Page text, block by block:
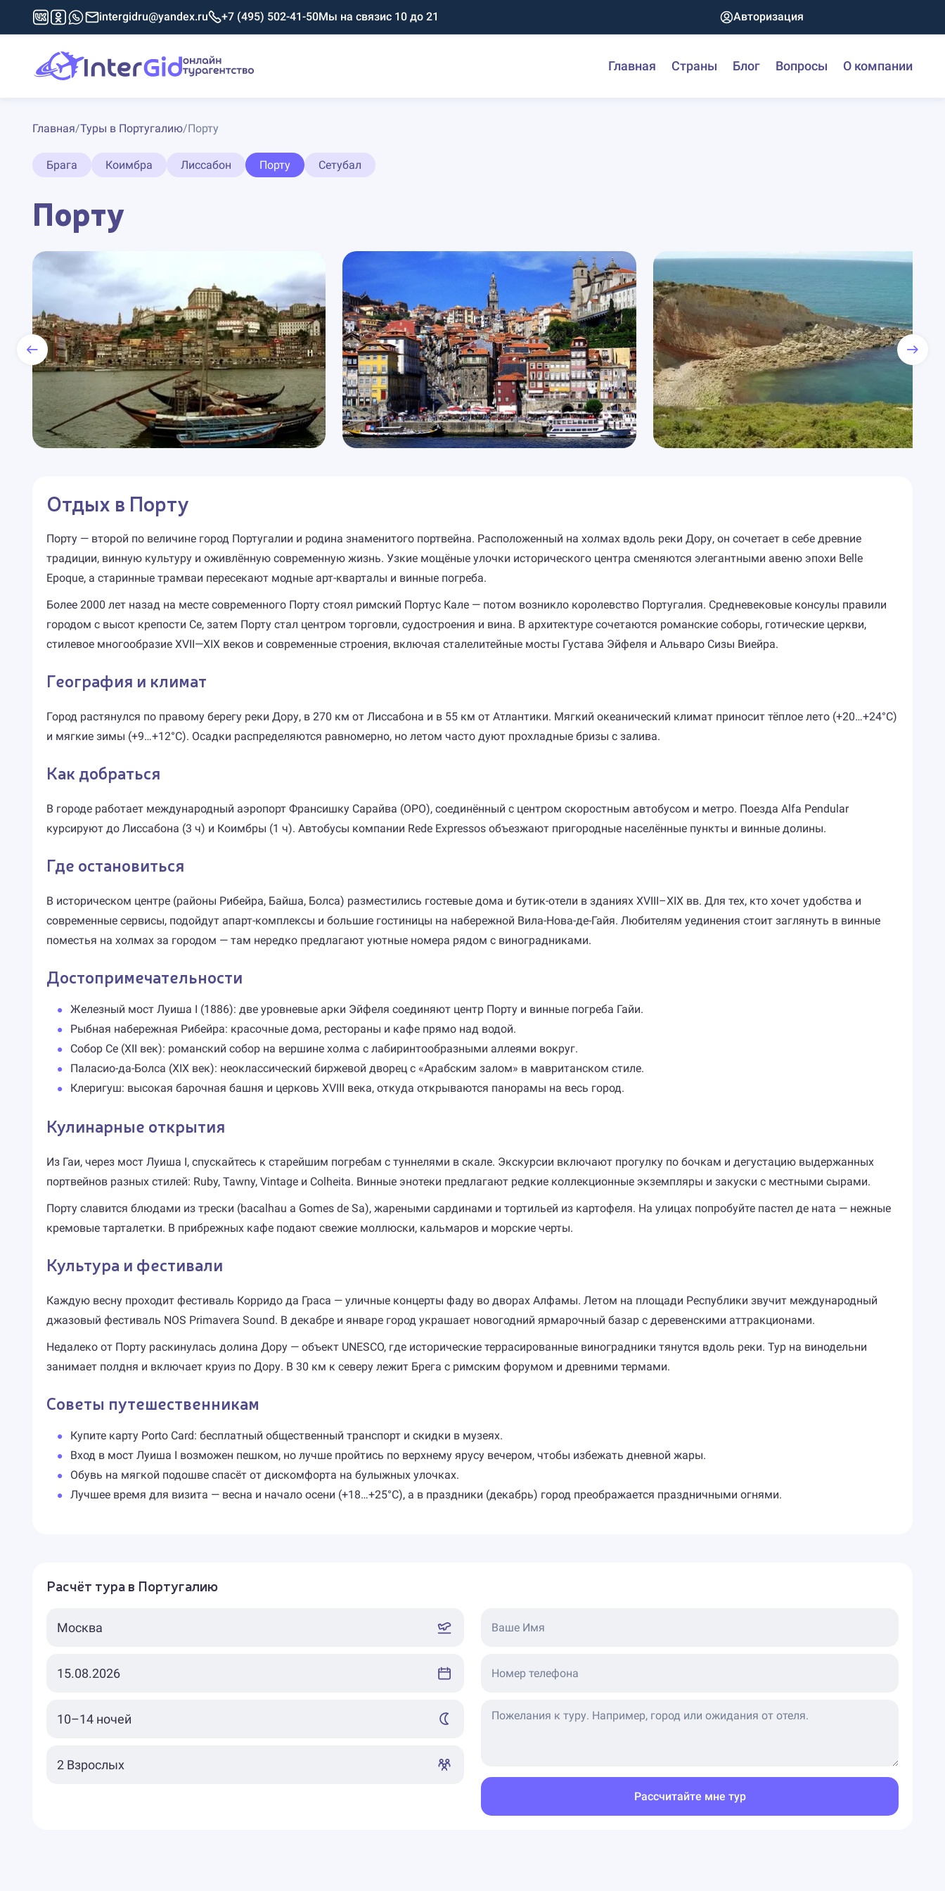
intergidru@yandex.ru +7 (495) 502-41-50Мы на связис 10 до 21 Авторизация
Главная Страны Блог Вопросы О компании
Главная/Туры в Португалию/Порту
Брага Коимбра Лиссабон Порту Сетубал
Порту
Отдых в Порту
Порту — второй по величине город Португалии и родина знаменитого портвейна. Расположенный на холмах вдоль реки Дору, он сочетает в себе древние
традиции, винную культуру и оживлённую современную жизнь. Узкие мощёные улочки исторического центра сменяются элегантными авеню эпохи Belle
Epoque, а старинные трамваи пересекают модные арт-кварталы и винные погреба.
Более 2000 лет назад на месте современного Порту стоял римский Портус Кале — потом возникло королевство Португалия. Средневековые консулы правили
городом с высот крепости Се, затем Порту стал центром торговли, судостроения и вина. В архитектуре сочетаются романские соборы, готические церкви,
стилевое многообразие XVII—XIX веков и современные строения, включая сталелитейные мосты Густава Эйфеля и Альваро Сизы Виейра.
География и климат
Город растянулся по правому берегу реки Дору, в 270 км от Лиссабона и в 55 км от Атлантики. Мягкий океанический климат приносит тёплое лето (+20…+24°C)
и мягкие зимы (+9…+12°C). Осадки распределяются равномерно, но летом часто дуют прохладные бризы с залива.
Как добраться
В городе работает международный аэропорт Франсишку Сарайва (OPO), соединённый с центром скоростным автобусом и метро. Поезда Alfa Pendular
курсируют до Лиссабона (3 ч) и Коимбры (1 ч). Автобусы компании Rede Expressos объезжают пригородные населённые пункты и винные долины.
Где остановиться
В историческом центре (районы Рибейра, Байша, Болса) разместились гостевые дома и бутик-отели в зданиях XVIII–XIX вв. Для тех, кто хочет удобства и
современные сервисы, подойдут апарт-комплексы и большие гостиницы на набережной Вила-Нова-де-Гайя. Любителям уединения стоит заглянуть в винные
поместья на холмах за городом — там нередко предлагают уютные номера рядом с виноградниками.
Достопримечательности
Железный мост Луиша I (1886): две уровневые арки Эйфеля соединяют центр Порту и винные погреба Гайи.
Рыбная набережная Рибейра: красочные дома, рестораны и кафе прямо над водой.
Собор Се (XII век): романский собор на вершине холма с лабиринтообразными аллеями вокруг.
Паласио-да-Болса (XIX век): неоклассический биржевой дворец с «Арабским залом» в мавританском стиле.
Клеригуш: высокая барочная башня и церковь XVIII века, откуда открываются панорамы на весь город.
Кулинарные открытия
Из Гаи, через мост Луиша I, спускайтесь к старейшим погребам с туннелями в скале. Экскурсии включают прогулку по бочкам и дегустацию выдержанных
портвейнов разных стилей: Ruby, Tawny, Vintage и Colheita. Винные энотеки предлагают редкие коллекционные экземпляры и закуски с местными сырами.
Порту славится блюдами из трески (bacalhau a Gomes de Sa), жареными сардинами и тортильей из картофеля. На улицах попробуйте пастел де ната — нежные
кремовые тарталетки. В прибрежных кафе подают свежие моллюски, кальмаров и морские черты.
Культура и фестивали
Каждую весну проходит фестиваль Корридо да Граса — уличные концерты фаду во дворах Алфамы. Летом на площади Республики звучит международный
джазовый фестиваль NOS Primavera Sound. В декабре и январе город украшает новогодний ярмарочный базар с деревенскими аттракционами.
Недалеко от Порту раскинулась долина Дору — объект UNESCO, где исторические террасированные виноградники тянутся вдоль реки. Тур на винодельни
занимает полдня и включает круиз по Дору. В 30 км к северу лежит Брега с римским форумом и древними термами.
Советы путешественникам
Купите карту Porto Card: бесплатный общественный транспорт и скидки в музеях.
Вход в мост Луиша I возможен пешком, но лучше пройтись по верхнему ярусу вечером, чтобы избежать дневной жары.
Обувь на мягкой подошве спасёт от дискомфорта на булыжных улочках.
Лучшее время для визита — весна и начало осени (+18…+25°C), а в праздники (декабрь) город преображается праздничными огнями.
Расчёт тура в Португалию
Ваше Имя
Номер телефона
Рассчитайте мне тур